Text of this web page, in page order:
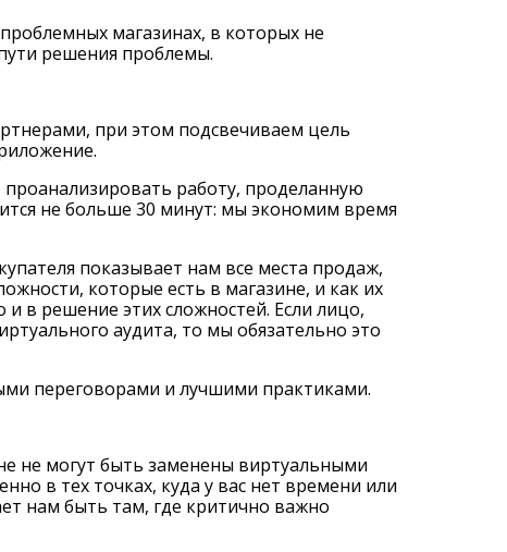
магазинах, в которых не
решения проблемы.
при этом подсвечиваем цель
работу, проделанную
не больше 30 минут: мы экономим время
показывает нам все места продаж,
которые есть в магазине, и как их
в решение этих сложностей. Если лицо,
аудита, то мы обязательно это
переговорами и лучшими практиками.
не могут быть заменены виртуальными
в тех точках, куда у вас нет времени или
нам быть там, где критично важно